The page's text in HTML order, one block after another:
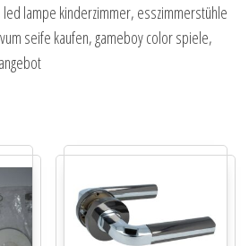
lampe kinderzimmer, esszimmerstühle
seife kaufen, gameboy color spiele,